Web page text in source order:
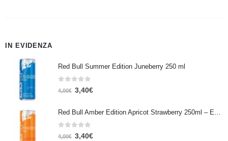
IN EVIDENZA
Red Bull Summer Edition Juneberry 250 ml
Su 5
4,00€ 3,40€
Red Bull Amber Edition Apricot Strawberry 250ml – Energy Drink Albicocca e Fragola
Su 5
4,00€ 3,40€